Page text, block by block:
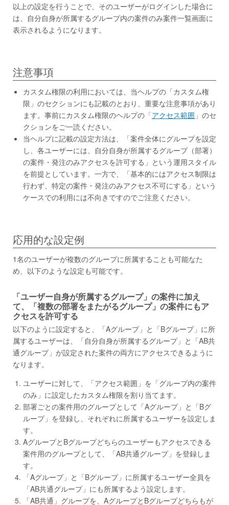
以上の設定を行うことで、そのユーザーがログインした場合に
は、自分自身が所属するグループ内の案件のみ案件一覧画面に
表示されるようになります。
注意事項
カスタム権限の利用においては、当ヘルプの「カスタム権
限」のセクションにも記載のとおり、重要な注意事項があり
ます。事前にカスタム権限のヘルプの「アクセス範囲 」のセ
クションをご一読ください。
当ヘルプに記載の設定方法は、「案件全体にグループを設定
し、各ユーザーには、自分自身が所属するグループ（部署）
の案件・発注のみアクセスを許可する」という運用スタイル
を前提としています。一方で、「基本的にはアクセス制限は
行わず、特定の案件・発注のみアクセス不可にする」という
ケースでの利用には不向きですのでご注意ください。
応用的な設定例
1名のユーザーが複数のグループに所属することも可能なた
め、以下のような設定も可能です。
「ユーザー自身が所属するグループ」の案件に加え
て、「複数の部署をまたがるグループ」の案件にもア
クセスを許可する
以下のように設定すると、「Aグループ」と「Bグループ」に所
属するユーザーは、「自分自身が所属するグループ」と「AB共
通グループ」が設定された案件の両方にアクセスできるように
なります。
ユーザーに対して、「アクセス範囲」を「グループ内の案件
のみ」に設定したカスタム権限を割り当てます。
部署ごとの案件用のグループとして「Aグループ」と「Bグ
ループ」を登録し、それぞれに所属するユーザーを設定しま
す。
AグループとBグループどちらのユーザーもアクセスできる
案件用のグループとして、「AB共通グループ」を登録しま
す。
「Aグループ」と「Bグループ」に所属するユーザー全員を
「AB共通グループ」にも所属するよう設定します。
「AB共通」グループを、AグループとBグループどちらもが